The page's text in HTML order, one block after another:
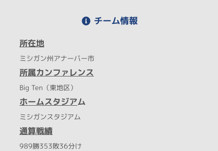
チーム情報
所在地
ミシガン州アナーバー市
所属カンファレンス
Big Ten（東地区）
ホームスタジアム
ミシガンスタジアム
通算戦績
989勝353敗36分け